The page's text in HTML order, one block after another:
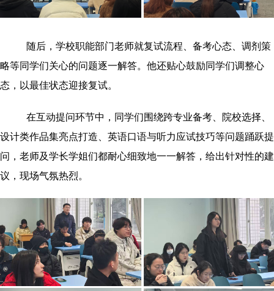
随后，学校职能部门老师就复试流程、备考心态、调剂策
略等同学们关心的问题逐一解答。他还贴心鼓励同学们调整心
态，以最佳状态迎接复试。
在互动提问环节中，同学们围绕跨专业备考、院校选择、
设计类作品集亮点打造、英语口语与听力应试技巧等问题踊跃提
问， 老师及学长学姐们都耐心细致地一一解答，给出针对性的建
议，现场气氛热烈。